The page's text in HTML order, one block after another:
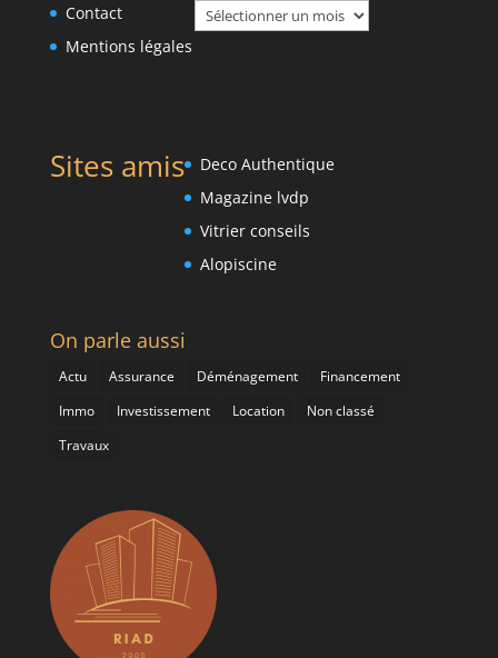
Contact
Mentions légales
Ne
manquez
Sites amis
Deco Authentique
Magazine lvdp
Vitrier conseils
Alopiscine
On parle aussi
Actu Assurance Déménagement
Financement
Immo
Investissement Location
Non classé
Travaux